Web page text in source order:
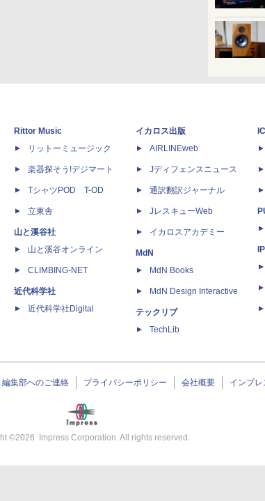
Rittor Music
リットーミュージック
楽器探そう!デジマート
TシャツPOD T-OD
立東舎
山と溪谷社
山と溪谷オンライン
CLIMBING-NET
近代科学社
近代科学社Digital
イカロス出版
AIRLINEweb
Jディフェンスニュース
通訳翻訳ジャーナル
JレスキューWeb
イカロスアカデミー
MdN
MdN Books
MdN Design Interactive
テックリブ
TechLib
編集部へのご連絡 プライバシーポリシー 会社概要 インプ
©2026 Impress Corporation. All rights reserved.